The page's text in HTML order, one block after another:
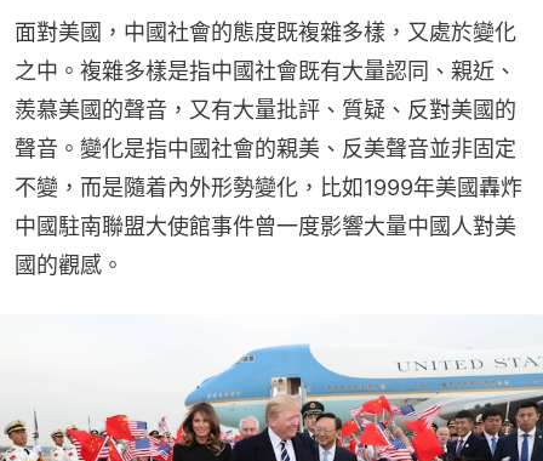
面對美國，中國社會的態度既複雜多樣，又處於變化
之中。複雜多樣是指中國社會既有大量認同、親近、
羨慕美國的聲音，又有大量批評、質疑、反對美國的
聲音。變化是指中國社會的親美、反美聲音並非固定
不變，而是隨着內外形勢變化，比如1999年美國轟炸
中國駐南聯盟大使館事件曾一度影響大量中國人對美
國的觀感。